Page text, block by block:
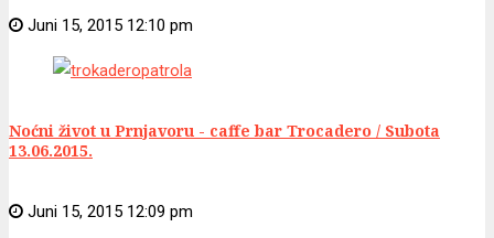
Juni 15, 2015 12:10 pm
Noćni život u Prnjavoru - caffe bar Trocadero / Subota
13.06.2015.
Juni 15, 2015 12:09 pm